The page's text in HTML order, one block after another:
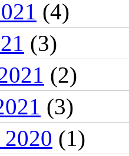
(4)
(3)
(2)
(3)
(1)